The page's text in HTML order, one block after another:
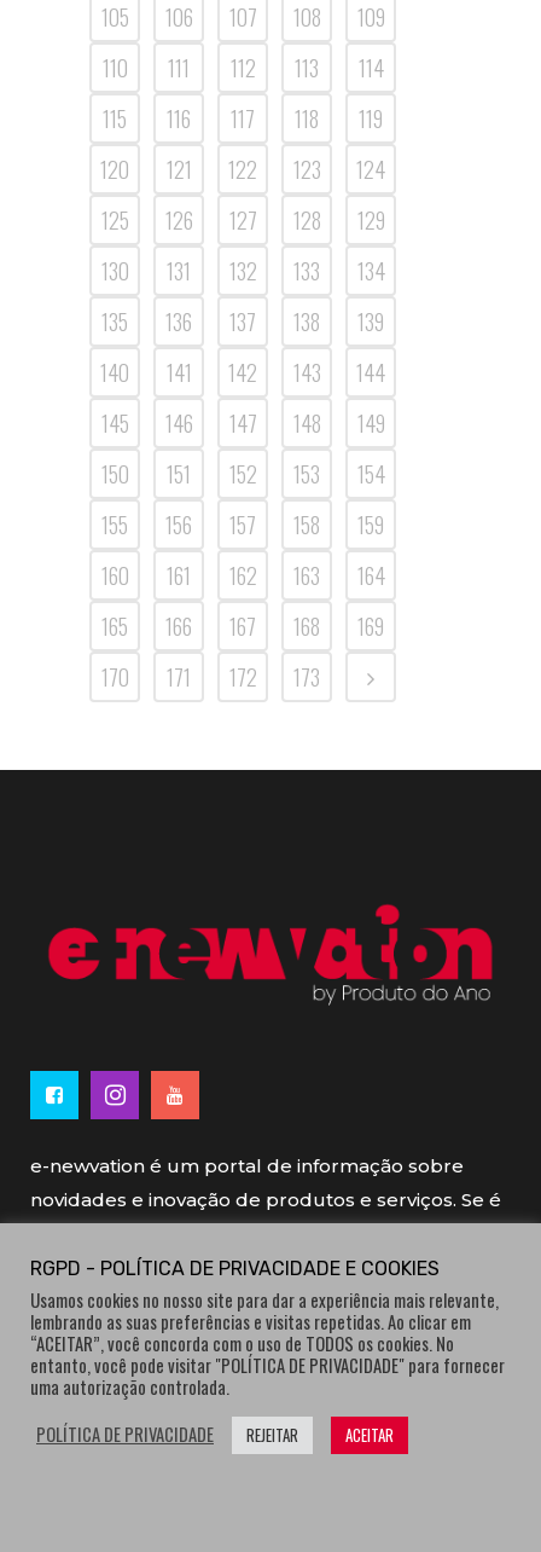
105
106 107 108
109
110
111 112 113
114
115
116 117 118
119
120
121 122 123
124
125
126 127 128
129
130
131 132 133
134
135
136 137 138
139
140
141 142 143
144
145
146 147 148
149
150
151 152 153
154
155
156 157 158
159
160
161 162 163
164
165
166 167 168
169
170
171 172 173
e-newvation é um portal de informação sobre
novidades e inovação de produtos e serviços. Se é
e-newvation tem o patrocínio do “Produto do
Ano”, o prémio de inovação atribuído por
consumidores.
RGPD - POLÍTICA DE PRIVACIDADE E COOKIES
Usamos cookies no nosso site para dar a experiência mais relevante,
lembrando as suas preferências e visitas repetidas. Ao clicar em
“ACEITAR”, você concorda com o uso de TODOS os cookies. No
entanto, você pode visitar "POLÍTICA DE PRIVACIDADE" para fornecer
uma autorização controlada.
POLÍTICA DE PRIVACIDADE
REJEITAR ACEITAR